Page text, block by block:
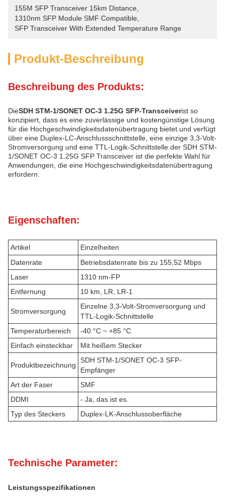
155M SFP Transceiver 15km Distance
1310nm SFP Module SMF Compatible
SFP Transceiver With Extended Temperature Range
Produkt-Beschreibung
Beschreibung des Produkts:
DieSDH STM-1/SONET OC-3 1.25G SFP-Transceiverist so
konzipiert, dass es eine zuverlässige und kostengünstige Lösung
für die Hochgeschwindigkeitsdatenübertragung bietet.und verfügt
über eine Duplex-LC-Anschlussschnittstelle, eine einzige 3,3-Volt-
Stromversorgung und eine TTL-Logik-Schnittstelle.der SDH STM-
1/SONET OC-3 1.25G SFP Transceiver ist die perfekte Wahl für
Anwendungen, die eine Hochgeschwindigkeitsdatenübertragung
erfordern.
Eigenschaften:
Artikel
Einzelheiten
Datenrate
Betriebsdatenrate bis zu 155,52 Mbps
Laser
1310 nm-FP
Entfernung
10 km, LR, LR-1
Stromversorgung
Einzelne 3,3-Volt-Stromversorgung und
TTL-Logik-Schnittstelle
Temperaturbereich
-40 °C ~ +85 °C
Einfach einsteckbar
Mit heißem Stecker
Produktbezeichnung
SDH STM-1/SONET OC-3 SFP-
Empfänger
Art der Faser
SMF
DDMI
- Ja, das ist es.
Typ des Steckers
Duplex-LK-Anschlussoberfläche
Technische Parameter:
Leistungsspezifikationen